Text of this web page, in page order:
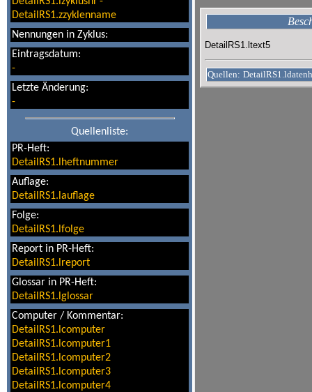
DetailRS1.zzyklenname
Nennungen in Zyklus:
Eintragsdatum:
-
Letzte Änderung:
-
Quellenliste:
PR-Heft:
DetailRS1.lheftnummer
Auflage:
DetailRS1.lauflage
Folge:
DetailRS1.lfolge
Report in PR-Heft:
DetailRS1.lreport
Glossar in PR-Heft:
DetailRS1.lglossar
Computer / Kommentar:
DetailRS1.lcomputer
DetailRS1.lcomputer1
DetailRS1.lcomputer2
DetailRS1.lcomputer3
DetailRS1.lcomputer4
DetailRS1.ltext5
Quellen: